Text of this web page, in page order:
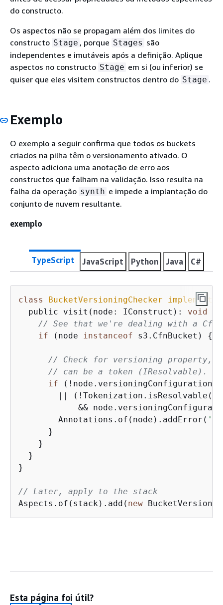
do constructo.
Os aspectos não se propagam além dos limites do
constructo Stage , porque Stages são
independentes e imutáveis após a definição. Aplique
aspectos no constructo Stage em si (ou inferior) se
quiser que eles visitem constructos dentro do Stage .
Exemplo
O exemplo a seguir confirma que todos os buckets
criados na pilha têm o versionamento ativado. O
aspecto adiciona uma anotação de erro aos
constructos que falham na validação. Isso resulta na
falha da operação synth e impede a implantação do
conjunto de nuvem resultante.
exemplo
TypeScript JavaScript Python Java C#
class BucketVersioningChecker implements
  public visit(node: IConstruct):
void
// See that we're dealing with a
if (node instanceof s3.CfnBucket) {
// Check for versioning property,
// can be a token (IResolvable).
if (!node.versioningConfiguration
||
&&
        Annotations.of(node).addError(
      }
    }
  }
}
// Later, apply to the stack
Aspects.of(stack).add( new
Esta página foi útil?